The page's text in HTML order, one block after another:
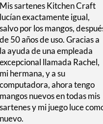
Mis sartenes Kitchen Craft
lucían exactamente igual,
salvo por los mangos,
de 50 años de uso. Gracias a
la ayuda de una empleada
excepcional llamada Rachel,
mi hermana, y a su
computadora, ahora tengo
mangos nuevos en todas mis
sartenes y mi juego luce
nuevo.